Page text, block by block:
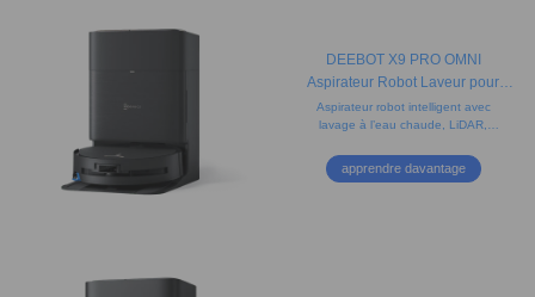
DEEBOT X9 PRO OMNI
Aspirateur Robot Laveur pour
Animaux (Puissant, Vidage,
Tapis)
Aspirateur robot intelligent avec
lavage à l’eau chaude, LiDAR,
d'obstacles. Idéal pour les poils
apprendre davantage